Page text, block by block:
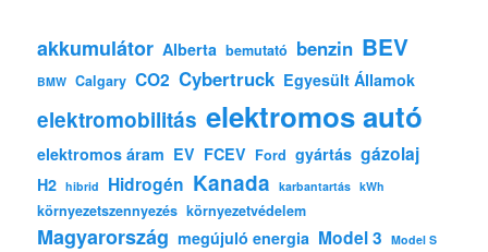
akkumulátor Alberta bemutató benzin BEV
BMW Calgary CO2 Cybertruck Egyesült Államok
elektromobilitás elektromos autó
elektromos áram EV FCEV Ford gyártás gázolaj
H2 hibrid Hidrogén Kanada karbantartás kWh
környezetszennyezés környezetvédelem
Magyarország megújuló energia Model 3 Model S